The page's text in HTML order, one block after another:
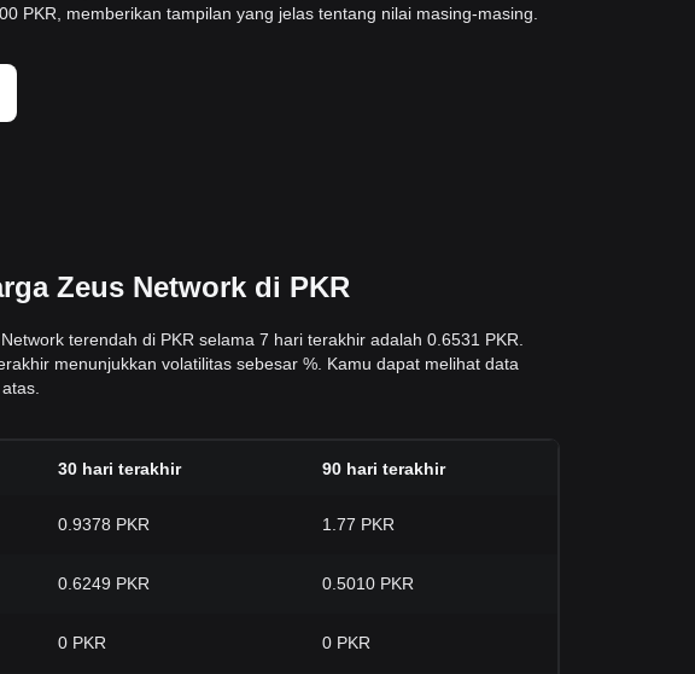
PKR, memberikan tampilan yang jelas tentang nilai masing-masing.
Zeus Network di PKR
terendah di PKR selama 7 hari terakhir adalah 0.6531 PKR.
menunjukkan volatilitas sebesar %. Kamu dapat melihat data
30 hari terakhir 90 hari terakhir
0.9378 PKR 1.77 PKR
0.6249 PKR 0.5010 PKR
0 PKR 0 PKR